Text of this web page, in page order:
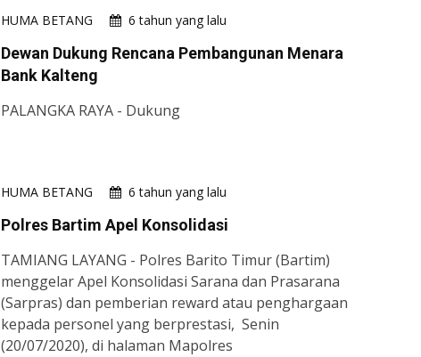
HUMA BETANG 6 tahun yang lalu
Dewan Dukung Rencana Pembangunan Menara
Bank Kalteng
PALANGKA RAYA - Dukung
HUMA BETANG 6 tahun yang lalu
Polres Bartim Apel Konsolidasi
TAMIANG LAYANG - Polres Barito Timur (Bartim)
menggelar Apel Konsolidasi Sarana dan Prasarana
(Sarpras) dan pemberian reward atau penghargaan
kepada personel yang berprestasi, Senin
(20/07/2020), di halaman Mapolres